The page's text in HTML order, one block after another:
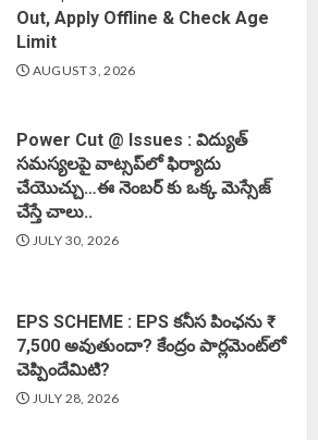
Out, Apply Offline & Check Age
Limit
AUGUST 3, 2026
Power Cut @ Issues : విద్యుత్
సమస్యలపై వాట్సప్‌లో ఫిర్యాదు
చేయొచ్చు…ఈ నెంబర్ కు ఒక్క మెస్సేజ్
చేస్తే చాలు..
JULY 30, 2026
EPS SCHEME : EPS కనీస పింఛను ₹
7,500 అవుతుందా? కేంద్రం పార్లమెంట్‌లో
చెప్పిందేమిటి?
JULY 28, 2026